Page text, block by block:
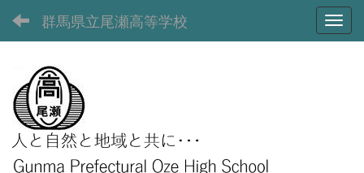
群馬県立尾瀬高等学校